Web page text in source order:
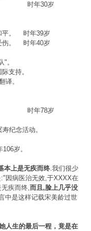
。 时年30岁
平。 时年39岁
伤。 时年40岁
。
支持。
译。
。 时年78岁
纪念活动。
岁。
本上是无疾而终.我们很少
因病医治无效,于XXXX在
疾而终,而且,脸上几乎没
中是这样记载宋美龄过世
人生的最后一程，竟是在